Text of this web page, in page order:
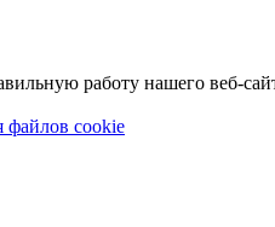
работу нашего веб-
файлов cookie